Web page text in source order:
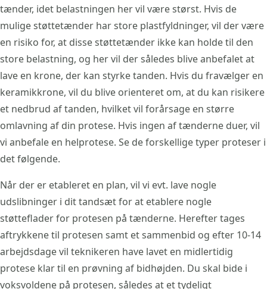
tænder, idet belastningen her vil være størst. Hvis de
mulige støttetænder har store plastfyldninger, vil der være
en risiko for, at disse støttetænder ikke kan holde til den
store belastning, og her vil der således blive anbefalet at
lave en krone, der kan styrke tanden. Hvis du fravælger en
keramikkrone, vil du blive orienteret om, at du kan risikere
et nedbrud af tanden, hvilket vil forårsage en større
omlavning af din protese. Hvis ingen af tænderne duer, vil
vi anbefale en helprotese. Se de forskellige typer proteser i
det følgende.
Når der er etableret en plan, vil vi evt. lave nogle
udslibninger i dit tandsæt for at etablere nogle
støtteflader for protesen på tænderne. Herefter tages
aftrykkene til protesen samt et sammenbid og efter 10-14
arbejdsdage vil teknikeren have lavet en midlertidig
protese klar til en prøvning af bidhøjden. Du skal bide i
voksvoldene på protesen, således at et tydeligt